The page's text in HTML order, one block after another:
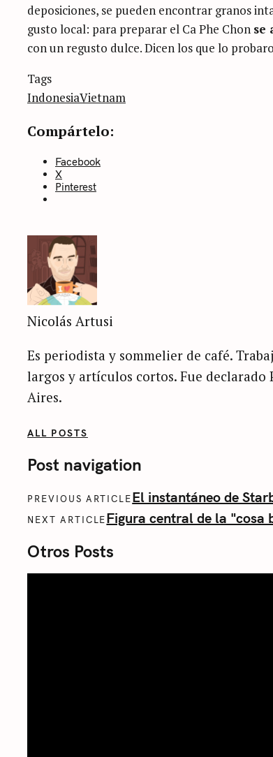
deposiciones, se pueden encontrar granos
gusto local: para preparar el Ca Phe Chon se
con un regusto dulce. Dicen los que lo
Categories
categoría
Tags
IndonesiaVietnam
Compártelo:
Facebook
X
Pinterest
Nicolás Artusi
Es periodista y sommelier de café.
largos y artículos cortos. Fue declarado
Aires.
ALL POSTS
Post navigation
PREVIOUS ARTICLEEl instantáneo de
NEXT ARTICLEFigura central de la "cosa
Otros Posts